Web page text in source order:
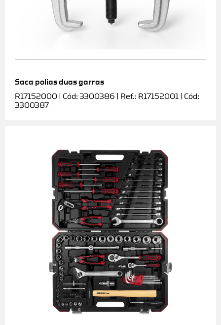
Saca polias duas garras
R17152000 | Cód: 3300386 | Ref.: R17152001 | Cód:
3300387